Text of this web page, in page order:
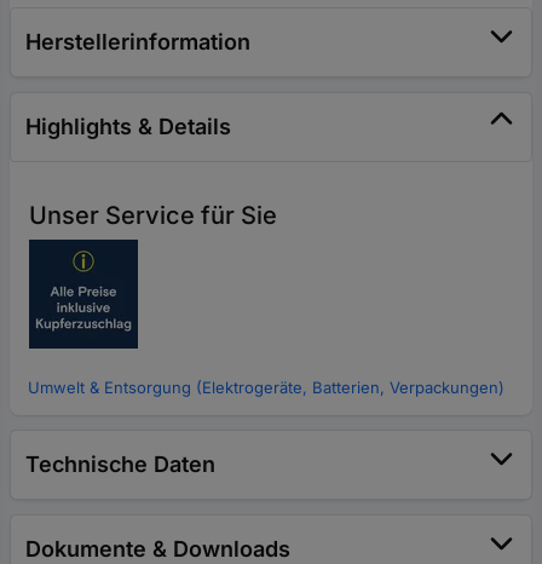
Herstellerinformation
Highlights & Details
Unser Service für Sie
Umwelt & Entsorgung (Elektrogeräte, Batterien, Verpackungen)
Technische Daten
Dokumente & Downloads